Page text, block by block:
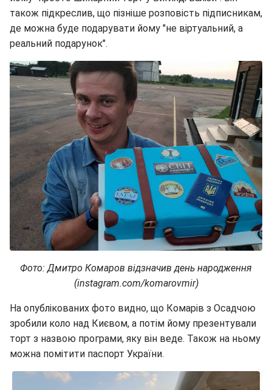
також підкреслив, що пізніше розповість підписникам,
де можна буде подарувати йому "не віртуальний, а
реальний подарунок".
Фото: Дмитро Комаров відзначив день народження
(instagram.com/komarovmir)
На опублікованих фото видно, що Комарів з Осадчою
зробили коло над Києвом, а потім йому презентували
торт з назвою програми, яку він веде. Також на ньому
можна помітити паспорт України.